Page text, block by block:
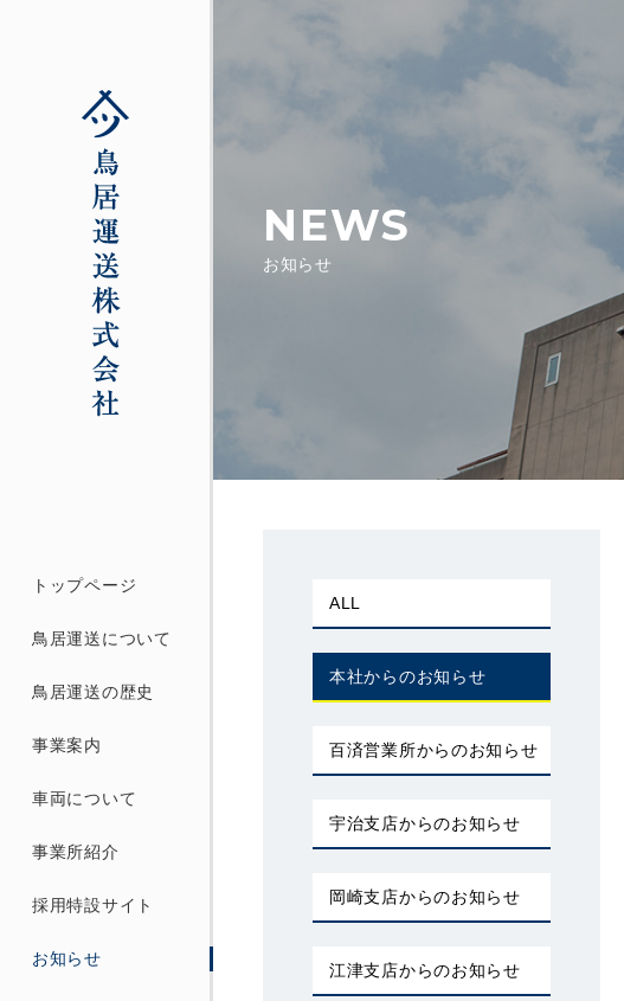
トップページ
鳥居運送について
鳥居運送の歴史
事業案内
車両について
事業所紹介
採用特設サイト
お知らせ
NEWS
お知らせ
ALL
本社からのお知らせ
百済営業所からのお知らせ
宇治支店からのお知らせ
岡崎支店からのお知らせ
江津支店からのお知らせ